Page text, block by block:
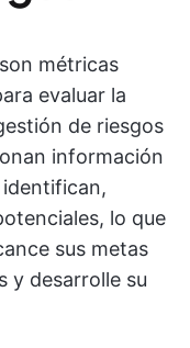
métricas
evaluar la
de riesgos
información
identifican,
lo que
sus metas
y desarrolle su